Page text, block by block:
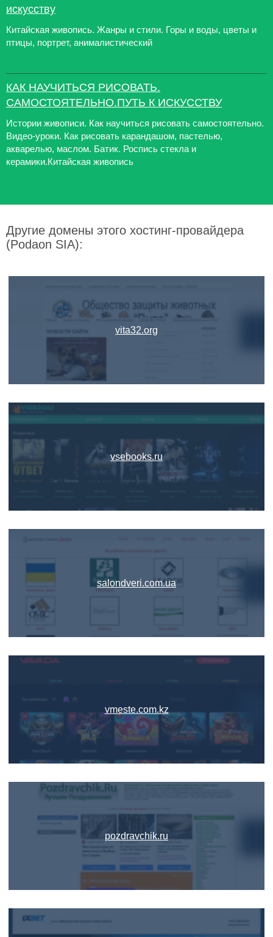
искусству
Китайская живопись. Жанры и стили. Горы и воды, цветы и
птицы, портрет, анималистический
КАК НАУЧИТЬСЯ РИСОВАТЬ.
САМОСТОЯТЕЛЬНО.ПУТЬ К ИСКУССТВУ
Истории живописи. Как научиться рисовать самостоятельно.
Видео-уроки. Как рисовать карандашом, пастелью,
акварелью, маслом. Батик. Роспись стекла и
керамики.Китайская живопись
Другие домены этого хостинг-провайдера
(Podaon SIA):
vita32.org
vsebooks.ru
salondveri.com.ua
vmeste.com.kz
pozdravchik.ru